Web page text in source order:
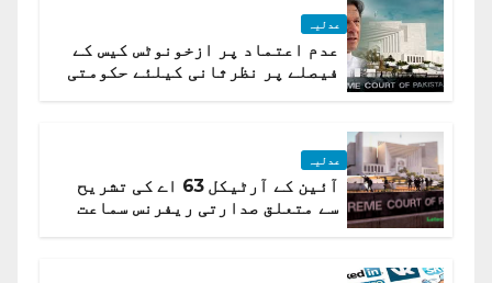
عدلیہ
عدم اعتماد پر ازخونوٹس کیس کے
فیصلے پر نظرثانی کیلئے حکومتی
عدلیہ
آئین کے آرٹیکل 63 اے کی تشریح
سے متعلق صدارتی ریفرنس سماعت